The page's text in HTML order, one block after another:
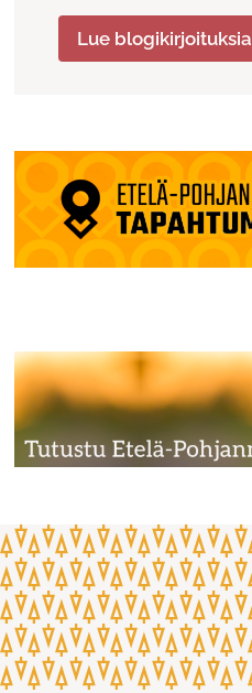
Lue blogikirjoituksia